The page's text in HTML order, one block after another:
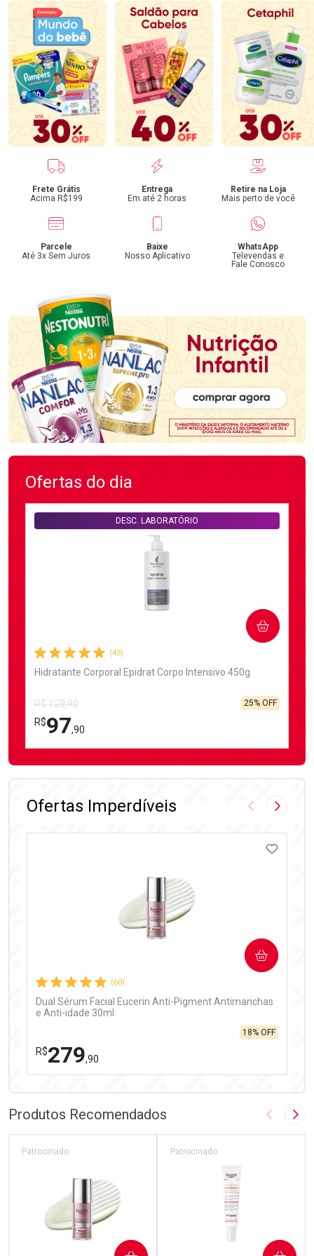
Benefícios
Frete Grátis
Acima R$199
Entrega
Em até 2 horas
Retire na Loja
Mais perto de você
Parcele
Até 3x Sem Juros
Baixe
Nosso Aplicativo
WhatsApp
Televendas e
Fale Conosco
Ofertas do dia
(43)
Hidratante Corporal Epidrat Corpo Intensivo 450g
DESC. LABORATÓRIO
R$ 129,90
R$97,90
25% OFF
COMPRAR
FECHAR
FECHAR
Ofertas Imperdíveis Imagem
(60)
Dual Sérum Facial Eucerin Anti-Pigment Antimanchas
e Anti-idade 30ml
R$279,90
18% OFF
COMPRAR
Laboratório
Ativar Desconto
Por Menos
Produtos Recomendados Imagem
Patrocinado Patrocinado